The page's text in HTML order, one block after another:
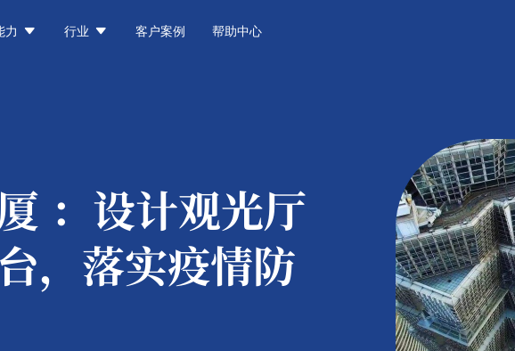
力  行业  客户案例 帮助中心
： 设计观光厅
，落实疫情防